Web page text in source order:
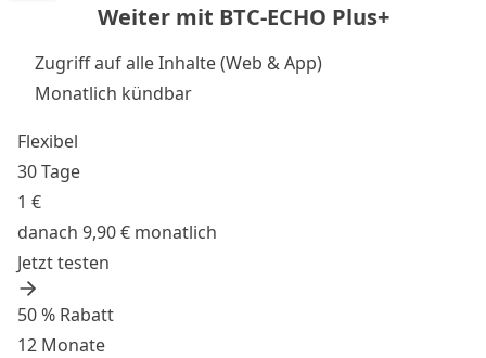
Weiter mit BTC-ECHO Plus+
Zugriff auf alle Inhalte (Web & App)
Monatlich kündbar
Flexibel
30 Tage
1 €
danach 9,90 € monatlich
Jetzt testen
50 % Rabatt
12 Monate